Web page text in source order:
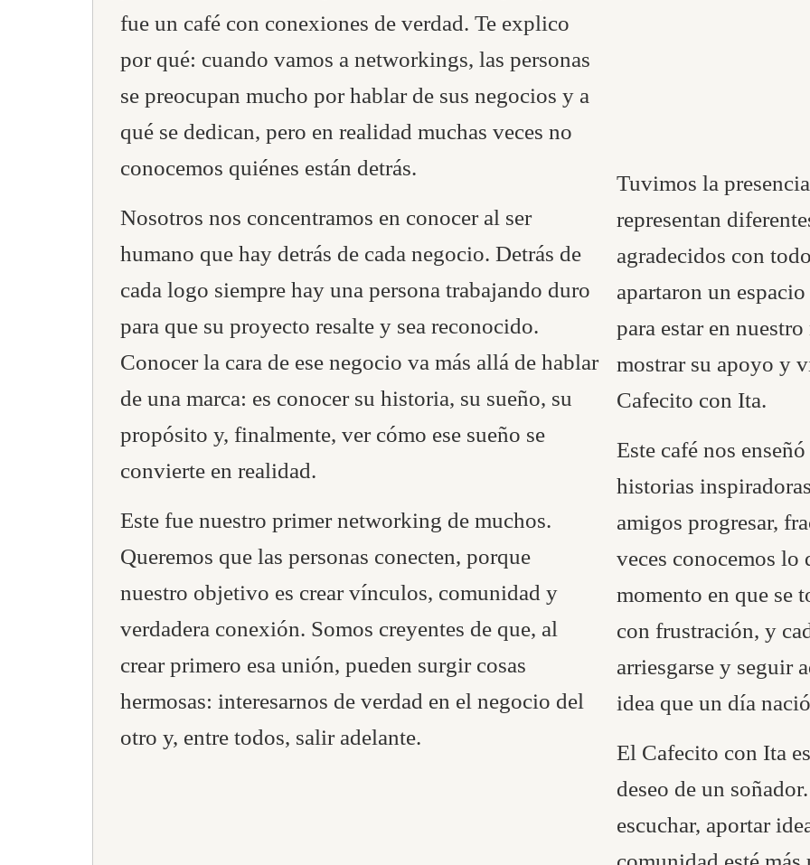
fue un café con conexiones de verdad. Te explico
por qué: cuando vamos a networkings, las personas
se preocupan mucho por hablar de sus negocios y a
qué se dedican, pero en realidad muchas veces no
conocemos quiénes están detrás.
Nosotros nos concentramos en conocer al ser
humano que hay detrás de cada negocio. Detrás de
cada logo siempre hay una persona trabajando duro
para que su proyecto resalte y sea reconocido.
Conocer la cara de ese negocio va más allá de hablar
de una marca: es conocer su historia, su sueño, su
propósito y, finalmente, ver cómo ese sueño se
convierte en realidad.
Este fue nuestro primer networking de muchos.
Queremos que las personas conecten, porque
nuestro objetivo es crear vínculos, comunidad y
verdadera conexión. Somos creyentes de que, al
crear primero esa unión, pueden surgir cosas
hermosas: interesarnos de verdad en el negocio del
otro y, entre todos, salir adelante.
Tuvimos la
representan
agradecidos con
apartaron un
para estar en
mostrar su apoyo y
Cafecito con Ita.
Este café nos
historias
amigos progresar,
veces conocemos lo
momento en que se
con frustración, y
arriesgarse y seguir
idea que un día
El Cafecito con Ita
deseo de un
escuchar, aportar